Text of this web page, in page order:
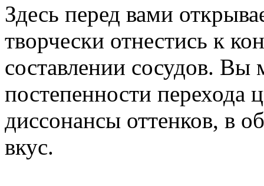
Здесь перед вами
творчески отнестись к
составлении сосудов.
постепенности перехода
диссонансы оттенков, в
вкус.